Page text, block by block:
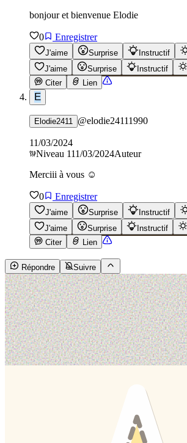
bonjour et bienvenue Elodie
0 Enregistrer
J'aime Surprise Instructif
J'aime
Surprise Instructif
Citer
Lien
E
Elodie2411 @elodie24111990
11/03/2024
Niveau 111/03/2024Auteur
Merciii à vous ☺️
0 Enregistrer
J'aime Surprise Instructif
J'aime
Surprise Instructif
Citer
Lien
Répondre Suivre